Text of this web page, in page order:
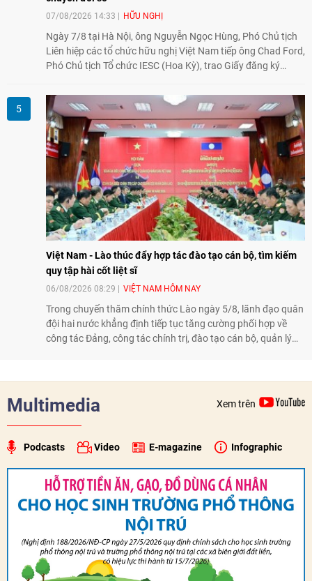
07/08/2026 14:33 HỮU NGHỊ
Ngày 7/8 tại Hà Nội, ông Nguyễn Ngọc Hùng, Phó Chủ tịch
Liên hiệp các tổ chức hữu nghị Việt Nam tiếp ông Chad Ford,
Phó Chủ tịch Tổ chức IESC (Hoa Kỳ), trao Giấy đăng ký
đổi về định hướng triển khai Dự án "Mở rộng Thương mại
Nông nghiệp và An toàn thực phẩm Hoa Kỳ - Việt Nam",
hướng tới thúc đẩy chuyển đổi số, hiện đại hóa nông nghiệp
và mở rộng hợp tác phát triển giữa hai nước.
Việt Nam - Lào thúc đẩy hợp tác đào tạo cán bộ, tìm kiếm
quy tập hài cốt liệt sĩ
06/08/2026 08:29 VIỆT NAM HÔM NAY
Trong chuyến thăm chính thức Lào ngày 5/8, lãnh đạo quân
đội hai nước khẳng định tiếp tục tăng cường phối hợp về
công tác Đảng, công tác chính trị, đào tạo cán bộ, quản lý
Multimedia Xem trên
Podcasts Video E-magazine Infographic